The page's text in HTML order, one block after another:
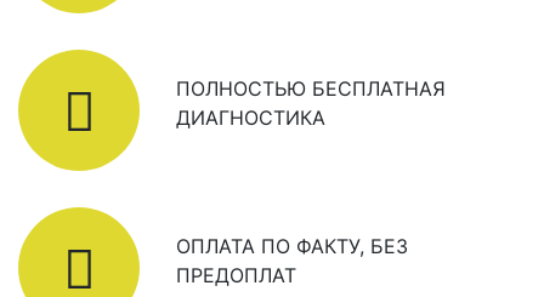
ПОЛНОСТЬЮ БЕСПЛАТНАЯ
ДИАГНОСТИКА
ОПЛАТА ПО ФАКТУ, БЕЗ
ПРЕДОПЛАТ